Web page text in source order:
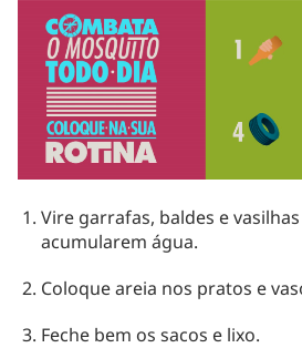
Vire garrafas, baldes e
acumularem água.
Coloque areia nos pratos e
Feche bem os sacos e lixo.